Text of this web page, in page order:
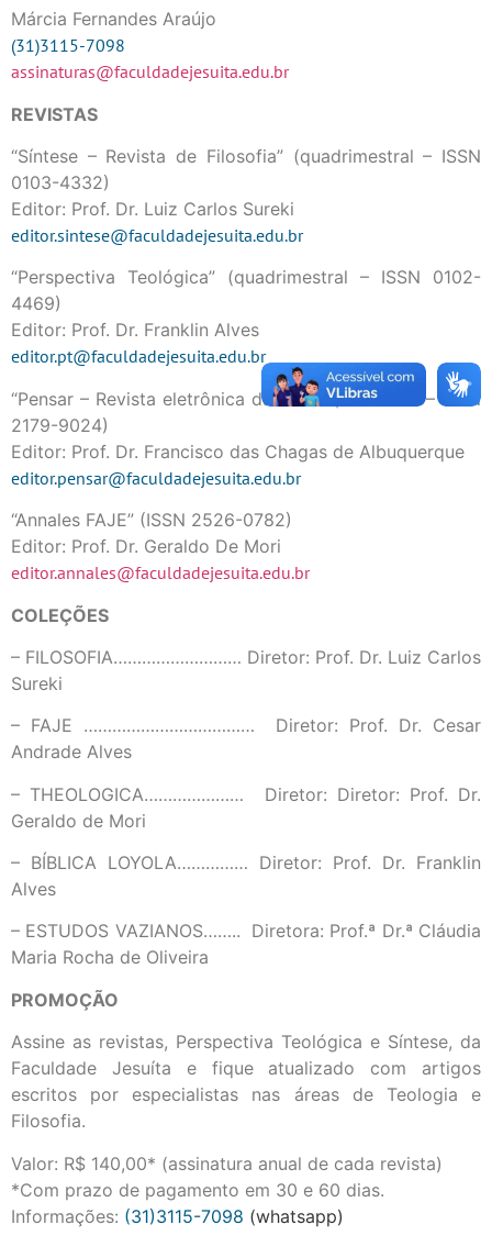
Márcia Fernandes Araújo
(31)3115-7098
assinaturas@faculdadejesuita.edu.br
REVISTAS
“Síntese – Revista de Filosofia” (quadrimestral – ISSN
0103-4332)
Editor: Prof. Dr. Luiz Carlos Sureki
editor.sintese@faculdadejesuita.edu.br
“Perspectiva Teológica” (quadrimestral – ISSN 0102-
4469)
Editor: Prof. Dr. Franklin Alves
editor.pt@faculdadejesuita.edu.br
“Pensar – Revista eletrônica da FAJE” (semestral – ISSN
2179-9024)
Editor: Prof. Dr. Francisco das Chagas de Albuquerque
editor.pensar@faculdadejesuita.edu.br
“Annales FAJE” (ISSN 2526-0782)
Editor: Prof. Dr. Geraldo De Mori
editor.annales@faculdadejesuita.edu.br
COLEÇÕES
– FILOSOFIA……………………… Diretor: Prof. Dr. Luiz Carlos
Sureki
– FAJE ……………………………… Diretor: Prof. Dr. Cesar
Andrade Alves
– THEOLOGICA………………… Diretor: Diretor: Prof. Dr.
Geraldo de Mori
– BÍBLICA LOYOLA…………… Diretor: Prof. Dr. Franklin
Alves
– ESTUDOS VAZIANOS…….. Diretora: Prof.ª Dr.ª Cláudia
Maria Rocha de Oliveira
PROMOÇÃO
Assine as revistas, Perspectiva Teológica e Síntese, da
Faculdade Jesuíta e fique atualizado com artigos
escritos por especialistas nas áreas de Teologia e
Filosofia.
Valor: R$ 140,00* (assinatura anual de cada revista)
*Com prazo de pagamento em 30 e 60 dias.
Informações: (31)3115-7098 (whatsapp)